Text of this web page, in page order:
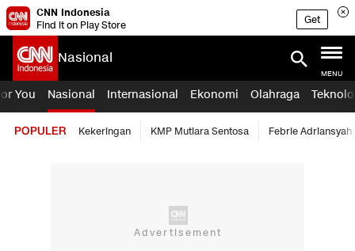
CNN Indonesia
Find it on Play Store
Get
Nasional
MENU
You Nasional Internasional Ekonomi Olahraga
POPULER Kekeringan KMP Mutiara Sentosa Febrie Adriansyah